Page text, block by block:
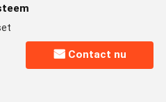
Contact nu